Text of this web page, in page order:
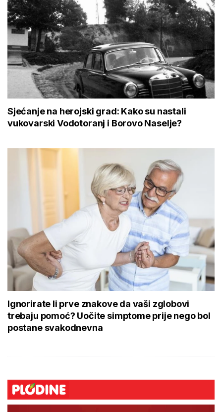
Sjećanje na herojski grad: Kako su nastali
vukovarski Vodotoranj i Borovo Naselje?
Ignorirate li prve znakove da vaši zglobovi
trebaju pomoć? Uočite simptome prije nego bol
postane svakodnevna